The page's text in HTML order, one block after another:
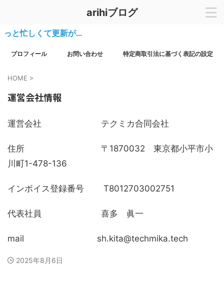
arihiブログ
と忙しくて更新が…
プロフィール お問い合わせ 特定商取引法に基づく表記の設定
HOME >
運営会社情報
運営会社 テクミカ合同会社
住所 〒1870032 東京都小平市小
川町1-478-136
インボイス登録番号 T8012703002751
代表社員 喜多 眞一
mail sh.kita@techmika.tech
2025年8月6日